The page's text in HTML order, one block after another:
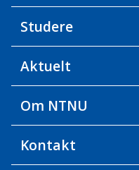
Studere
Aktuelt
Om NTNU
Kontakt